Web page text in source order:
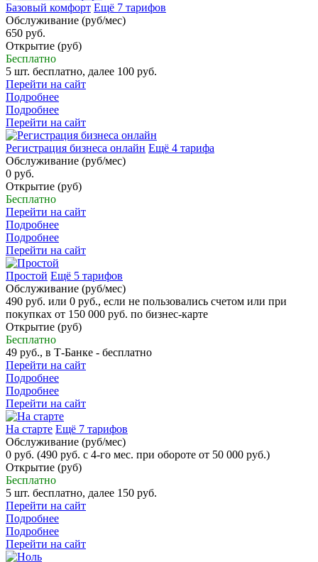
Базовый комфорт Ещё 7 тарифов
Обслуживание (руб/мес)
650 руб.
Открытие (руб)
Бесплатно
5 шт. бесплатно, далее 100 руб.
Перейти на сайт
Подробнее
Подробнее
Перейти на сайт
Регистрация бизнеса онлайн Ещё 4 тарифа
Обслуживание (руб/мес)
0 руб.
Открытие (руб)
Бесплатно
Перейти на сайт
Подробнее
Подробнее
Перейти на сайт
Простой Ещё 5 тарифов
Обслуживание (руб/мес)
490 руб. или 0 руб., если не пользовались счетом или при
покупках от 150 000 руб. по бизнес-карте
Открытие (руб)
Бесплатно
49 руб., в Т‑Банке - бесплатно
Перейти на сайт
Подробнее
Подробнее
Перейти на сайт
На старте Ещё 7 тарифов
Обслуживание (руб/мес)
0 руб. (490 руб. с 4-го мес. при обороте от 50 000 руб.)
Открытие (руб)
Бесплатно
5 шт. бесплатно, далее 150 руб.
Перейти на сайт
Подробнее
Подробнее
Перейти на сайт